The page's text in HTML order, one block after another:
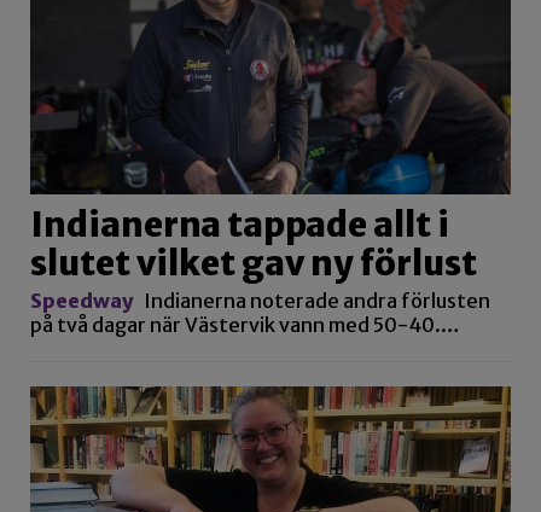
Indianerna tappade allt i
slutet vilket gav ny förlust
Speedway Indianerna noterade andra förlusten
på två dagar när Västervik vann med 50-40.…